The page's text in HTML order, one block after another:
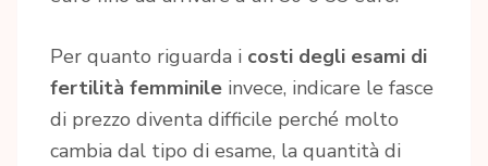
Per quanto riguarda i costi degli esami di
fertilità femminile invece, indicare le fasce
di prezzo diventa difficile perché molto
cambia dal tipo di esame, la quantità di